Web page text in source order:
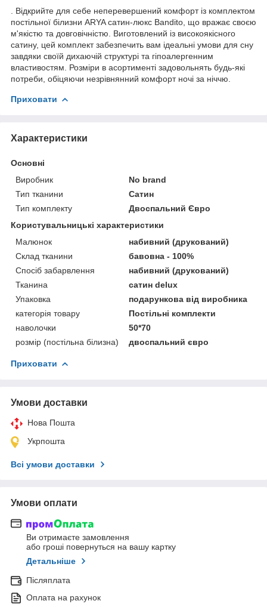
. Відкрийте для себе неперевершений комфорт із комплектом
постільної білизни ARYA сатин-люкс Bandito, що вражає своєю
м'якістю та довговічністю. Виготовлений із високоякісного
сатину, цей комплект забезпечить вам ідеальні умови для сну
завдяки своїй дихаючій структурі та гіпоалергенним
властивостям. Розміри в асортименті задовольнять будь-які
потреби, обіцяючи незрівнянний комфорт ночі за ніччю.
Приховати
Характеристики
Основні
Виробник
No brand
Тип тканини
Сатин
Тип комплекту
Двоспальний Євро
Користувальницькі характеристики
Малюнок
набивний (друкований)
Склад тканини
бавовна - 100%
Спосіб забарвлення
набивний (друкований)
Тканина
сатин delux
Упаковка
подарункова від виробника
категорія товару
Постільні комплекти
наволочки
50*70
розмір (постільна білизна)
двоспальний євро
Приховати
Умови доставки
Нова Пошта
Укрпошта
Всі умови доставки
Умови оплати
Ви отримаєте замовлення
або гроші повернуться на вашу картку
Детальніше
Післяплата
Оплата на рахунок